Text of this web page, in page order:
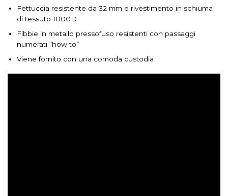
Fettuccia resistente da 32 mm e rivestimento in schiuma
di tessuto 1000D
Fibbie in metallo pressofuso resistenti con passaggi
numerati “how to”
Viene fornito con una comoda custodia